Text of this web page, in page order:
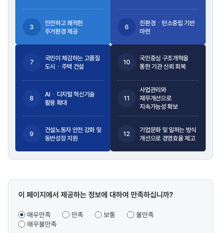
3
안전하고 쾌적한
주거환경 제공
6
친환경ㆍ탄소중립 기반
마련
7
국민이 체감하는 고품질
도시ㆍ주택 건설
8
AIㆍ디지털 혁신기술
활용 확대
9
건설노동자 안전 강화 및
동반성장 지원
10
국민중심 구조개혁을
통한 기관 신뢰 회복
11
사업관리와
재무개선으로
지속가능성 확보
12
기업문화 및 일하는 방식
개선으로 경영효율 제고
콘텐츠
조사
이 페이지에서 제공하는 정보에 대하여 만족하십니까?
매우만족 만족 보통
불만족
매우불만족